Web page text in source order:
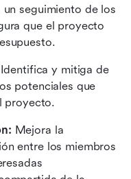
un seguimiento de los
que el proyecto
Identifica y mitiga de
potenciales que
proyecto.
Mejora la
entre los miembros